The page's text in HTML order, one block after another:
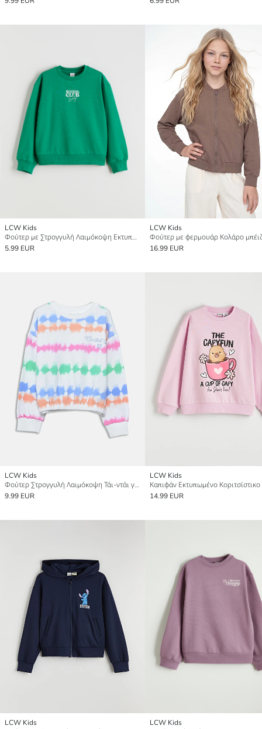
LCW Kids
Φούτερ με Στρογγυλή Λαιμόκοψη Εκτυπωμένο για Κορίτσια
5.99 EUR
LCW Kids
16.99 EUR
LCW Kids
Φούτερ Στρογγυλή Λαιμόκοψη Τάι-ντάι για Κορίτσια
9.99 EUR
LCW Kids
14.99 EUR
LCW Kids
LCW Kids